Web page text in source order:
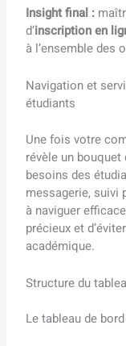
Insight final :
d’inscription en
à l’ensemble des
Navigation et
étudiants
Une fois votre
révèle un
besoins des
messagerie, suivi
à naviguer
précieux et
académique.
Structure du
Le tableau de